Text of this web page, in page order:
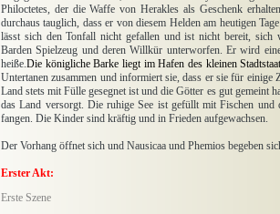
Philoctetes, der die Waffe von Herakles als Geschenk
durchaus tauglich, dass er von diesem Helden am heutigen
lässt sich den Tonfall nicht gefallen und ist nicht bereit, sich
Barden Spielzeug und deren Willkür unterworfen. Er wird
heiße.Die königliche Barke liegt im Hafen des kleinen
Untertanen zusammen und informiert sie, dass er sie für
Land stets mit Fülle gesegnet ist und die Götter es gut gemeint
das Land versorgt. Die ruhige See ist gefüllt mit Fischen und
fangen. Die Kinder sind kräftig und in Frieden aufgewachsen.
Der Vorhang öffnet sich und Nausicaa und Phemios begeben
Erster Akt:
Erste Szene